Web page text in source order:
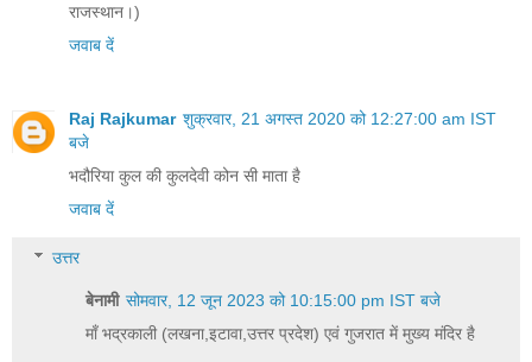
राजस्थान।)
जवाब दें
Raj Rajkumar शुक्रवार, 21 अगस्त 2020 को 12:27:00 am IST
बजे
भदौरिया कुल की कुलदेवी कोन सी माता है
जवाब दें
उत्तर
बेनामी सोमवार, 12 जून 2023 को 10:15:00 pm IST बजे
माँ भद्रकाली (लखना,इटावा,उत्तर प्रदेश) एवं गुजरात में मुख्य मंदिर है